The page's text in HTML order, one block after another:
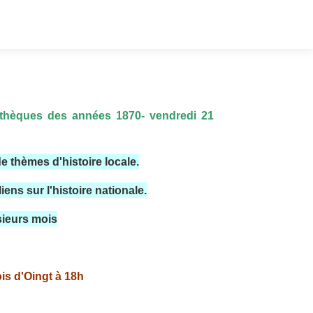
des années 1870- vendredi 21
thèmes d'histoire locale.
sur l'histoire nationale.
mois
d'Oingt à 18h